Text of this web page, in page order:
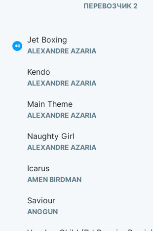
ПЕРЕВОЗЧИК 2
Jet Boxing
ALEXANDRE AZARIA
Kendo
ALEXANDRE AZARIA
Main Theme
ALEXANDRE AZARIA
Naughty Girl
ALEXANDRE AZARIA
Icarus
AMEN BIRDMAN
Saviour
ANGGUN